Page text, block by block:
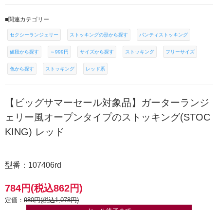
■関連カテゴリー
セクシーランジェリー ストッキングの形から探す パンティストッキング
値段から探す ～999円 サイズから探す ストッキング フリーサイズ
色から探す ストッキング レッド系
【ビッグサマーセール対象品】ガーターランジ
ェリー風オープンタイプのストッキング(STOC
KING) レッド
型番：107406rd
784円(税込862円)
定価： 980円(税込1,078円)